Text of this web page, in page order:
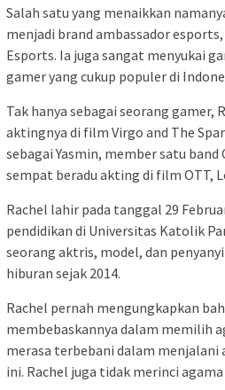
Salah satu yang menaikkan
menjadi brand ambassador
Esports. Ia juga sangat menyukai
gamer yang cukup populer di
Tak hanya sebagai seorang gamer,
aktingnya di film Virgo and The
sebagai Yasmin, member satu band
sempat beradu akting di film OTT,
Rachel lahir pada tanggal 29
pendidikan di Universitas Katolik
seorang aktris, model, dan
hiburan sejak 2014.
Rachel pernah mengungkapkan
membebaskannya dalam memilih
merasa terbebani dalam menjalani
ini. Rachel juga tidak merinci